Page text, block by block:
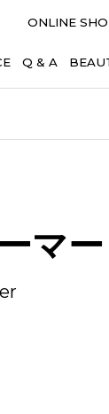
ONLINE
Q & A
マー